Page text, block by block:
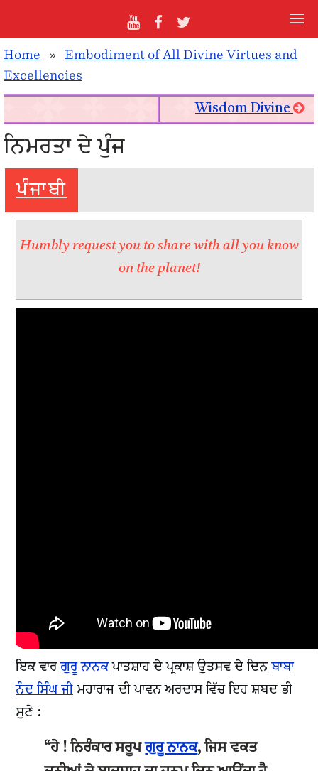
Home » Embodiment of All Divine Virtues and
Excellencies
Wisdom Divine
ਨਿਮਰਤਾ ਦੇ ਪੁੰਜ
ਪੰਜਾਬੀ
Humbly request you to share with all you know
on the planet!
ਇਕ ਵਾਰਗੁਰੂ ਨਾਨਕਪਾਤਸ਼ਾਹ ਦੇ ਪ੍ਰਕਾਸ਼ ਉਤਸਵ ਦੇ ਦਿਨ ਬਾਬਾ
ਨੰਦ ਸਿੰਘ ਜੀ ਮਹਾਰਾਜ ਦੀ ਪਾਵਨ ਅਰਦਾਸ ਵਿੱਚ ਇਹ ਸ਼ਬਦ ਭੀ
ਸੁਣੇ :
“ਹੇ ! ਨਿਰੰਕਾਰ ਸਰੂਪਗੁਰੂ ਨਾਨਕ, ਜਿਸ ਵਕਤ